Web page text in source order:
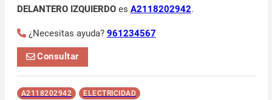
DELANTERO IZQUIERDOes A2118202942.
¿Necesitas ayuda? 961234567
Consultar
A2118202942
ELECTRICIDAD